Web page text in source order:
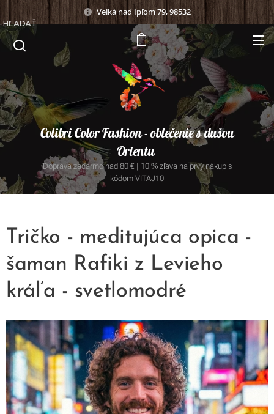
Veľká nad Ipľom 79, 98532
Colibri Color Fashion - oblečenie s dušou
Orientu
Doprava zadarmo nad 80 € | 10 % zľava na prvý nákup s
kódom VITAJ10
HĽADAŤ
Tričko - meditujúca opica -
šaman Rafiki z Levieho
kráľa - svetlomodré